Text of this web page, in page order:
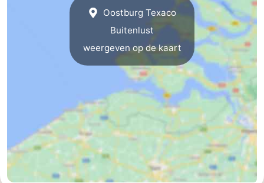
Cadzand
-
Retranchement
-
Oostburg Texaco
Buitenlust
weergeven op de kaart